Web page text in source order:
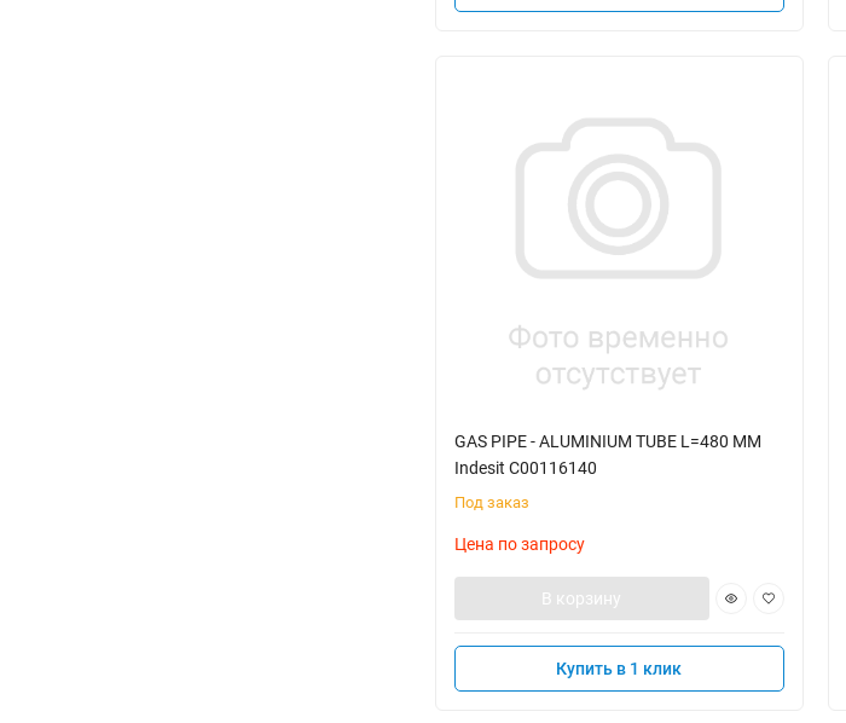
GAS PIPE - ALUMINIUM TUBE L=480 MM
Indesit C00116140
Под заказ
Цена по запросу
В корзину
Купить в 1 клик